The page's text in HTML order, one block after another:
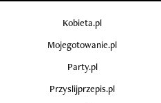
Kobieta.pl
Mojegotowanie.pl
Party.pl
Przyslijprzepis.pl